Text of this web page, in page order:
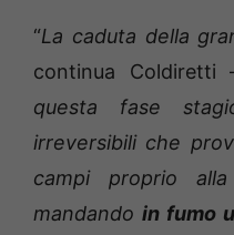
“La caduta della
continua Coldiretti
questa fase
irreversibili che
campi proprio
mandando in fumo